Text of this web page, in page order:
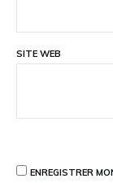
SITE WEB
ENREGISTRER